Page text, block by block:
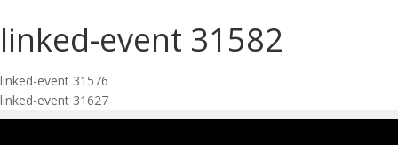
linked-event 31582
Navigation
de
linked-event 31576
linked-event 31627